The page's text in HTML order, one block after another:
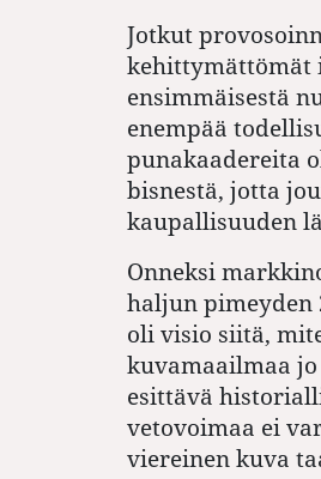
Jotkut
kehittymättömät
ensimmäisestä
enempää
punakaadereita
bisnestä, jotta
kaupallisuuden
Onneksi
haljun pimeyden
oli visio siitä,
kuvamaailmaa
esittävä
vetovoimaa ei
viereinen kuva